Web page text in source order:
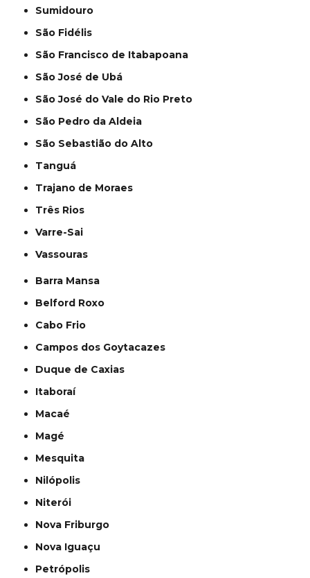
Sumidouro
São Fidélis
São Francisco de Itabapoana
São José de Ubá
São José do Vale do Rio Preto
São Pedro da Aldeia
São Sebastião do Alto
Tanguá
Trajano de Moraes
Três Rios
Varre-Sai
Vassouras
Barra Mansa
Belford Roxo
Cabo Frio
Campos dos Goytacazes
Duque de Caxias
Itaboraí
Macaé
Magé
Mesquita
Nilópolis
Niterói
Nova Friburgo
Nova Iguaçu
Petrópolis